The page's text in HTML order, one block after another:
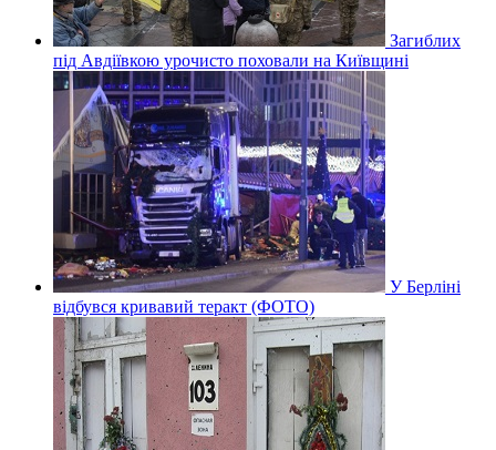
Загиблих
під Авдіївкою урочисто поховали на Київщині
У Берліні
відбувся кривавий теракт (ФОТО)